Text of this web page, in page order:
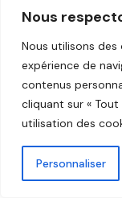
Nous
Nous utilisons
expérience de
contenus
cliquant sur «
utilisation des
Personnaliser
9h-18h
Veuillez nous
en matinée :
06 11 78 62
Copyright © 2026
Gestion du site :Le
Politique de